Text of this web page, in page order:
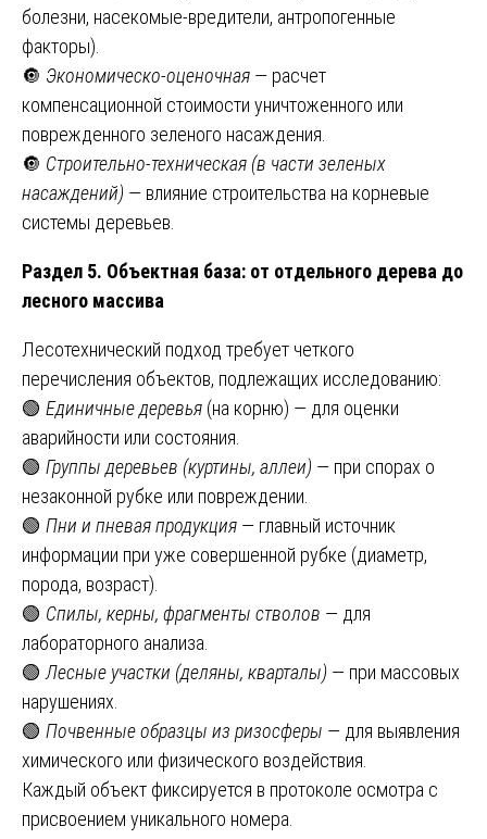
болезни, насекомые-вредители, антропогенные
факторы).
🔘 Экономическо-оценочная — расчет
компенсационной стоимости уничтоженного или
поврежденного зеленого насаждения.
🔘 Строительно-техническая (в части зеленых
насаждений) — влияние строительства на корневые
системы деревьев.
Раздел 5. Объектная база: от отдельного дерева до
лесного массива
Лесотехнический подход требует четкого
перечисления объектов, подлежащих исследованию:
🟢 Единичные деревья (на корню) — для оценки
аварийности или состояния.
🟢 Группы деревьев (куртины, аллеи) — при спорах о
незаконной рубке или повреждении.
🟢 Пни и пневая продукция — главный источник
информации при уже совершенной рубке (диаметр,
порода, возраст).
🟢 Спилы, керны, фрагменты стволов — для
лабораторного анализа.
🟢 Лесные участки (деляны, кварталы) — при массовых
нарушениях.
🟢 Почвенные образцы из ризосферы — для выявления
химического или физического воздействия.
Каждый объект фиксируется в протоколе осмотра с
присвоением уникального номера.